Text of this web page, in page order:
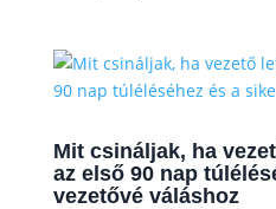
Mit csináljak, ha
az első 90 nap
vezetővé váláshoz